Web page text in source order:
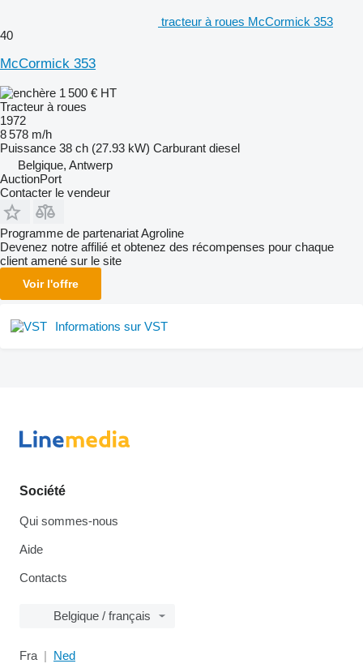
tracteur à roues McCormick 353
40
McCormick 353
1 500 € HT
Tracteur à roues
1972
8 578 m/h
Puissance 38 ch (27.93 kW) Carburant diesel
Belgique, Antwerp
AuctionPort
Contacter le vendeur
Programme de partenariat Agroline
Devenez notre affilié et obtenez des récompenses pour chaque
client amené sur le site
Voir l'offre
Informations sur VST
Société
Qui sommes-nous
Aide
Contacts
Belgique / français
Fra Ned